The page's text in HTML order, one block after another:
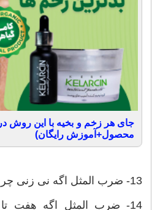
محصول+آموزش رایگان)
13- ضرب المثل اگه نی زنی چرا بابات از حصبه مرد !
14- ضرب المثل اگه هفت